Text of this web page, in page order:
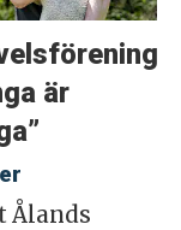
är
Ålands